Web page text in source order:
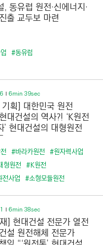
, 동유럽 원전·신에너지·
출 교두보 마련
#동유럽
6min 39sec
획] 대한민국 원전
대건설의 역사?! ‘K원전
’ 현대건설의 대형원전
#바라카원전 #원자력사업
형원전 #K원전
사업 #소형모듈원전
6min 38sec
] 현대건설 전문가 열전
설 원전해체 전문가